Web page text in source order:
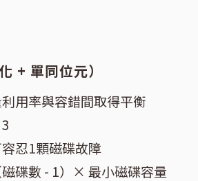
+ 單同位元）
用率與容錯間取得平衡
3
忍1顆磁碟故障
磁碟數 - 1）× 最小磁碟容量